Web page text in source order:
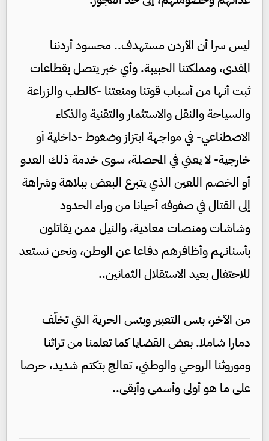
ليس سرا أن الأردن مستهدف.. محسود أردننا
المفدى، ومملكتنا الحبيبة. وأي خبر يتصل بقطاعات
ثبت أنها من أسباب قوتنا ومنعتنا -كالطب والزراعة
والسياحة والنقل والاستثمار والتقنية والذكاء
الاصطناعي- في مواجهة ابتزاز وضغوط -داخلية أو
خارجية- لا يعني في المحصلة، سوى خدمة ذلك العدو
أو الخصم اللعين الذي يتبرع البعض ببلاهة وشراهة
إلى القتال في صفوفه أحيانا من وراء الحدود
وشاشات ومنصات معادية، والنيل ممن يقاتلون
بأسنانهم وأظافرهم دفاعا عن الوطن، ونحن نستعد
للاحتفال بعيد الاستقلال الثمانين..
من الآخر، بئس التعبير وبئس الحرية التي تخلّف
دمارا شاملا. بعض القضايا كما تعلمنا من تراثنا
وموروثنا الروحي والوطني، تعالج بتكتم شديد، حرصا
على ما هو أولى وأسمى وأبقى..